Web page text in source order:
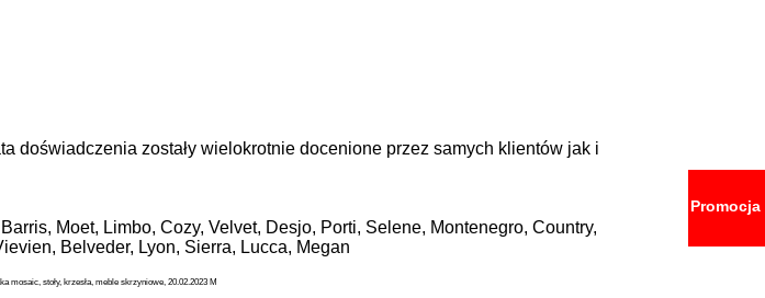
doświadczenia zostały wielokrotnie docenione przez samych klientów jak i
Moet, Limbo, Cozy, Velvet, Desjo, Porti, Selene, Montenegro, Country,
Belveder, Lyon, Sierra, Lucca, Megan
mosaic, stoły, krzesła, meble skrzyniowe, 20.02.2023 M
Promocja